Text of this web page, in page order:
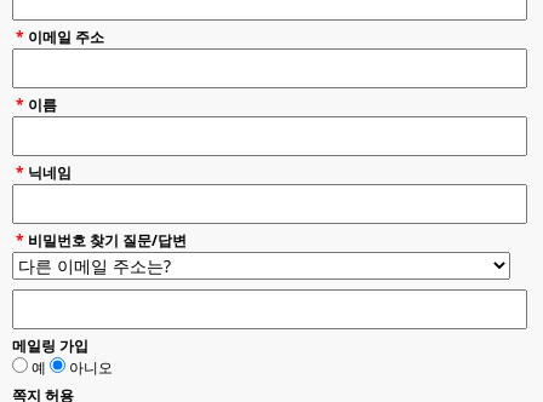
* 이메일 주소
* 이름
* 닉네임
* 비밀번호 찾기 질문/답변
메일링 가입
예
아니오
쪽지 허용